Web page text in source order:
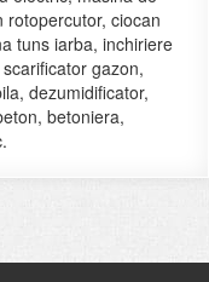
rotopercutor, ciocan
tuns iarba, inchiriere
gazon,
dezumidificator,
betoniera,